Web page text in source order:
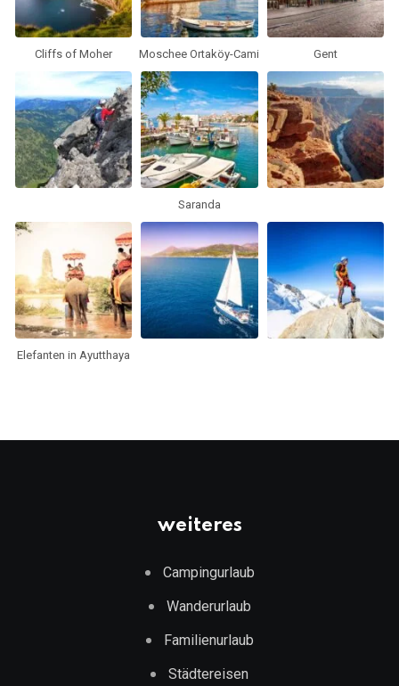
Cliffs of Moher Moschee Ortaköy-Cami Gent
Saranda
Elefanten in Ayutthaya
weiteres
Campingurlaub
Wanderurlaub
Familienurlaub
Städtereisen